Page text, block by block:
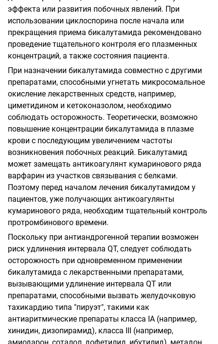
эффекта или развития побочных явлений. При
использовании циклоспорина после начала или
прекращения приема бикалутамида рекомендовано
проведение тщательного контроля его плазменных
концентраций, а также состояния пациента.
При назначении бикалутамида совместно с другими
препаратами, способными угнетать микросомальное
окисление лекарственных средств, например,
циметидином и кетоконазолом, необходимо
соблюдать осторожность. Теоретически, возможно
повышение концентрации бикалутамида в плазме
крови с последующим увеличением частоты
возникновения побочных реакций. Бикалутамид
может замещать антикоагулянт кумаринового ряда
варфарин из участков связывания с белками.
Поэтому перед началом лечения бикалутамидом у
пациентов, уже получающих антикоагулянты
кумаринового ряда, необходим тщательный контроль
протромбинового времени.
Поскольку при антиандрогенной терапии возможен
риск удлинения интервала QT, следует соблюдать
осторожность при одновременном применении
бикалутамида с лекарственными препаратами,
вызывающими удлинение интервала QT или
препаратами, способными вызвать желудочковую
тахикардию типа "пируэт", такими как
антиаритмические препараты класса IA (например,
хинидин, дизопирамид), класса III (например,